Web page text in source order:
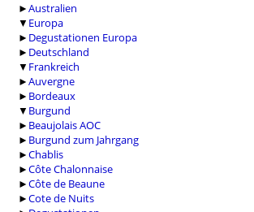
►Australien
▼ Europa
► Degustationen Europa
► Deutschland
▼ Frankreich
►Auvergne
► Bordeaux
▼ Burgund
► Beaujolais AOC
► Burgund zum Jahrgang
►Chablis
►Côte Chalonnaise
►Côte de Beaune
►Cote de Nuits